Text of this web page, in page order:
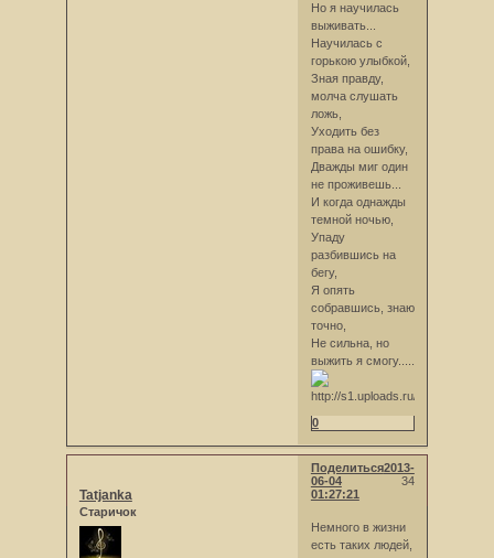
Но я научилась
выживать...
Научилась с
горькою улыбкой,
Зная правду,
молча слушать
ложь,
Уходить без
права на ошибку,
Дважды миг один
не проживешь...
И когда однажды
темной ночью,
Упаду
разбившись на
бегу,
Я опять
собравшись, знаю
точно,
Не сильна, но
выжить я смогу.....
0
Поделиться
34
2013-
06-04
01:27:21
Tatjanka
Старичок
Немного в жизни
есть таких людей,